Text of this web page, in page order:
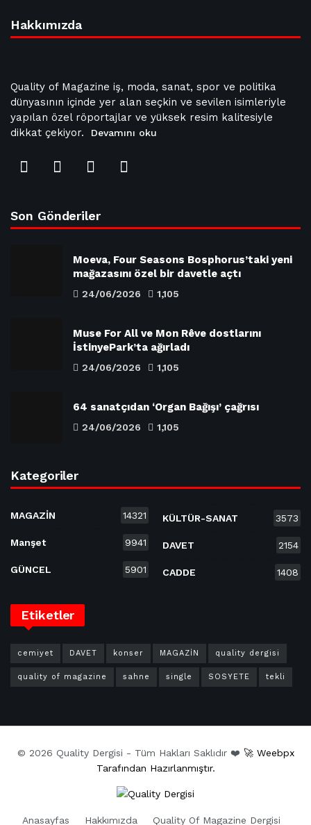
Hakkımızda
Quality of Magazine iş, moda, sanat, spor ve politika
dünyasının içinde yer alan seçkin ve sevilen isimleriyle
yapılan özel röportajlar ve yüksek resim kalitesiyle
dikkat çekiyor.
Devamını oku
Son Gönderiler
Moeva, Four Seasons Bosphorus’taki yeni
mağazasını özel bir davetle açtı
24/06/2026 1,105
Muse For All ve Mon Rêve dostlarını
İstinyePark’ta ağırladı
24/06/2026 1,105
64 sanatçıdan ‘Organ Bağışı’ çağrısı
24/06/2026 1,105
Kategoriler
MAGAZİN 14321
Manşet 9941
GÜNCEL 5901
KÜLTÜR-SANAT 3573
DAVET 2154
CADDE 1408
Etiketler
cemiyet DAVET konser MAGAZİN quality dergisi
quality of magazine sahne single SOSYETE tekli
© 2026 Quality Dergisi - Tüm Hakları Saklıdır ❤️ 🚀 Weebpx
Tarafından Hazırlanmıştır.
Anasayfas Hakkımızda Quality Of Magazine Dergisi